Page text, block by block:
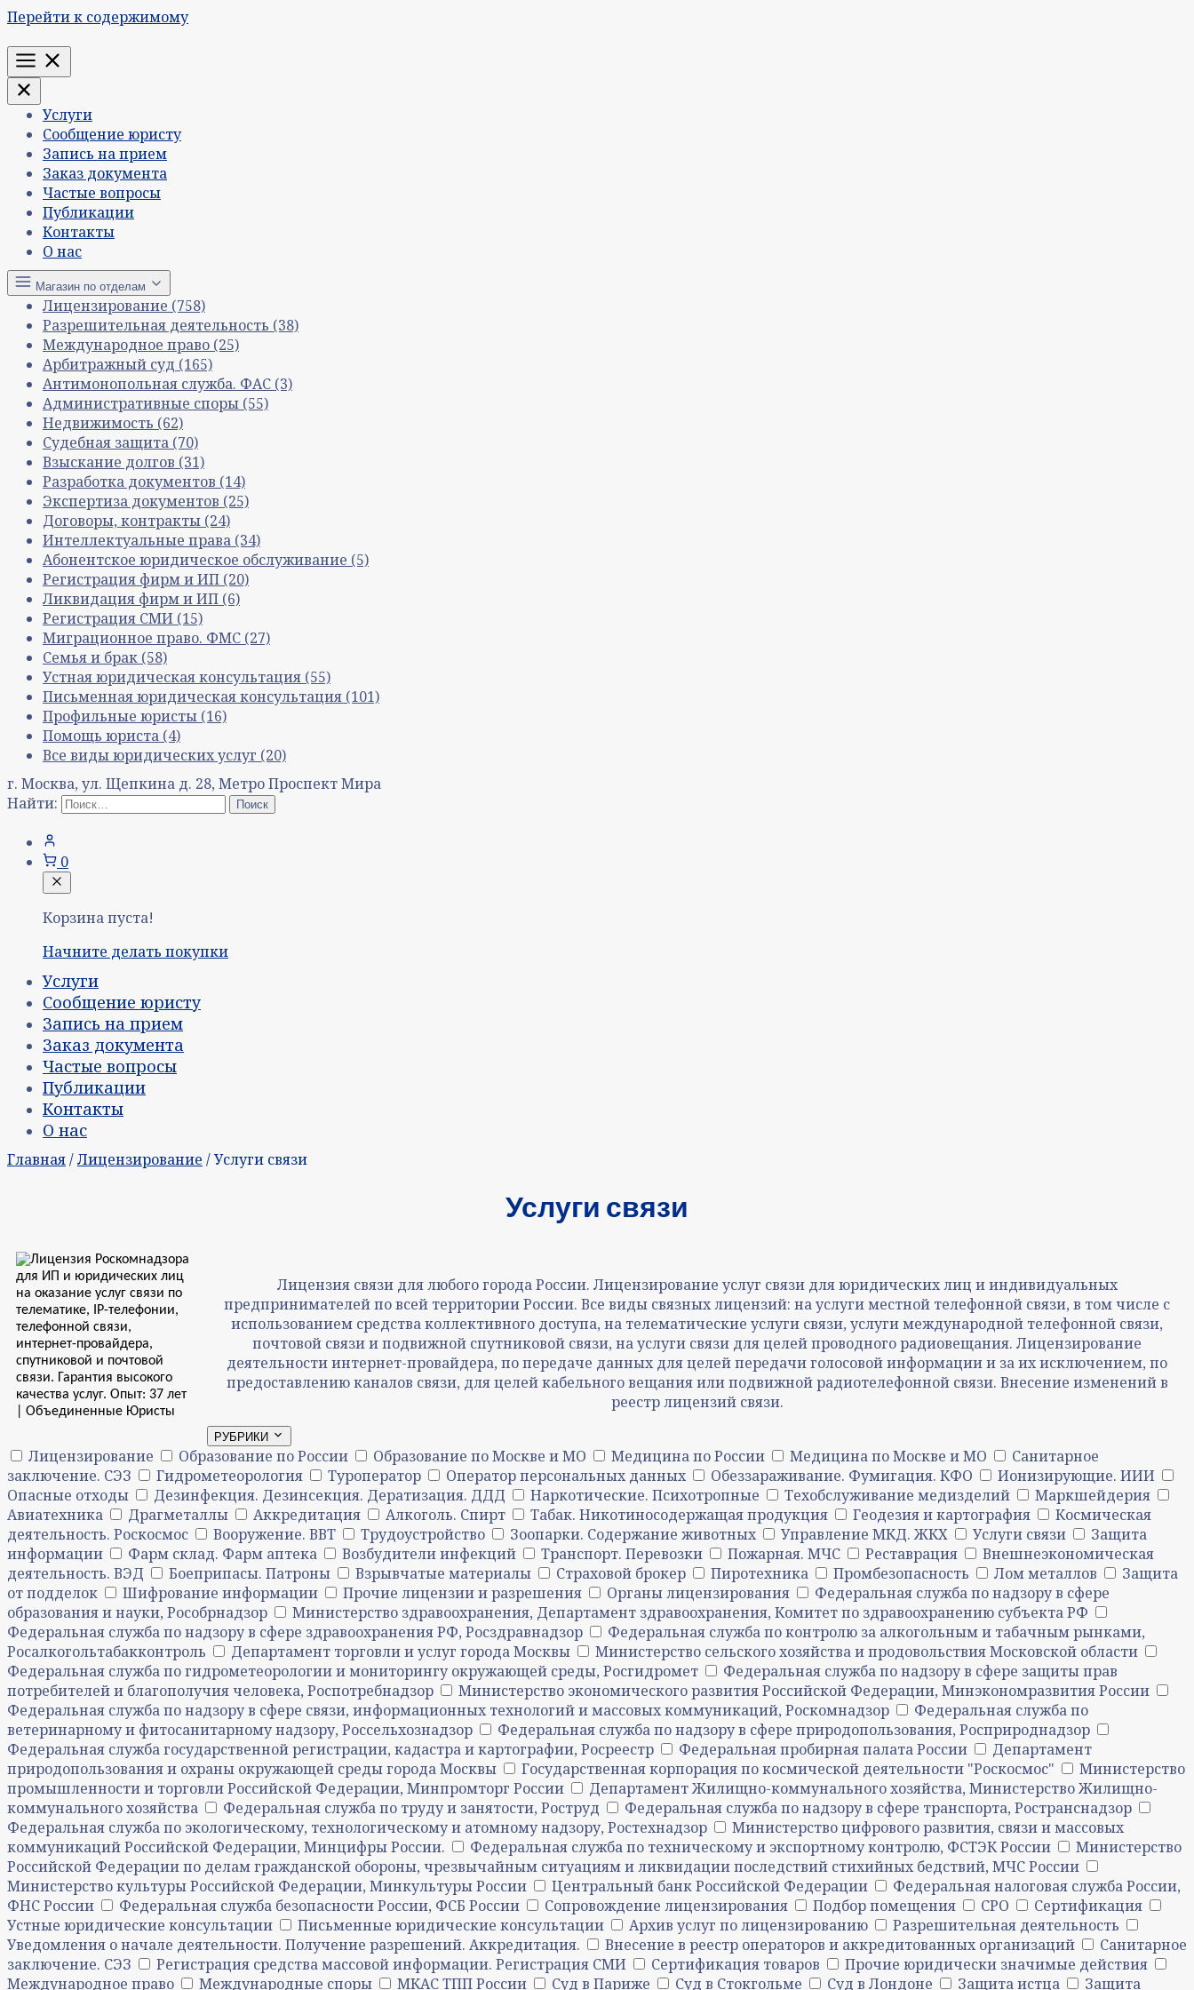
Перейти к содержимому
Меню
Услуги
Сообщение юристу
Запись на прием
Заказ документа
Частые вопросы
Публикации
Контакты
О нас
Магазин по отделам
Лицензирование (758)
Разрешительная деятельность (38)
Международное право (25)
Арбитражный суд (165)
Антимонопольная служба. ФАС (3)
Административные споры (55)
Недвижимость (62)
Судебная защита (70)
Взыскание долгов (31)
Разработка документов (14)
Экспертиза документов (25)
Договоры, контракты (24)
Интеллектуальные права (34)
Абонентское юридическое обслуживание (5)
Регистрация фирм и ИП (20)
Ликвидация фирм и ИП (6)
Регистрация СМИ (15)
Миграционное право. ФМС (27)
Семья и брак (58)
Устная юридическая консультация (55)
Письменная юридическая консультация (101)
Профильные юристы (16)
Помощь юриста (4)
Все виды юридических услуг (20)
г. Москва, ул. Щепкина д. 28, Метро Проспект Мира
Найти:
0
Корзина пуста!
Начните делать покупки
Услуги
Сообщение юристу
Запись на прием
Заказ документа
Частые вопросы
Публикации
Контакты
О нас
Главная/Лицензирование / Услуги связи
Услуги связи
Лицензия связи для любого города России. Лицензирование услуг связи для юридических лиц и индивидуальных
предпринимателей по всей территории России. Все виды связных лицензий: на услуги местной телефонной связи, в том числе с
использованием средства коллективного доступа, на телематические услуги связи, услуги международной телефонной связи,
почтовой связи и подвижной спутниковой связи, на услуги связи для целей проводного радиовещания. Лицензирование
деятельности интернет-провайдера, по передаче данных для целей передачи голосовой информации и за их исключением, по
предоставлению каналов связи, для целей кабельного вещания или подвижной радиотелефонной связи. Внесение изменений в
реестр лицензий связи.
РУБРИКИ
Лицензирование Образование по России Образование по Москве и МО Медицина по России Медицина по Москве и МО
Санитарное
заключение. СЭЗ
Гидрометеорология Туроператор Оператор персональных данных Обеззараживание. Фумигация. КФО
Ионизирующие. ИИИ
Опасные отходы
Дезинфекция. Дезинсекция. Дератизация. ДДД Наркотические. Психотропные Техобслуживание медизделий
Маркшейдерия
Авиатехника
Драгметаллы Аккредитация Алкоголь. Спирт Табак. Никотиносодержащая продукция Геодезия и картография
Космическая
деятельность. Роскосмос
Вооружение. ВВТ Трудоустройство Зоопарки. Содержание животных Управление МКД. ЖКХ Услуги связи
Защита
информации
Фарм склад. Фарм аптека Возбудители инфекций Транспорт. Перевозки Пожарная. МЧС Реставрация
Внешнеэкономическая
деятельность. ВЭД
Боеприпасы. Патроны Взрывчатые материалы Страховой брокер Пиротехника Промбезопасность Лом металлов
Защита
от подделок
Шифрование информации Прочие лицензии и разрешения Органы лицензирования
Федеральная служба по надзору в сфере
образования и науки, Рособрнадзор
Министерство здравоохранения, Департамент здравоохранения, Комитет по здравоохранению субъекта РФ
Федеральная служба по надзору в сфере здравоохранения РФ, Росздравнадзор
Федеральная служба по контролю за алкогольным и табачным рынками,
Росалкогольтабакконтроль
Департамент торговли и услуг города Москвы
Министерство сельского хозяйства и продовольствия Московской области
Федеральная служба по гидрометеорологии и мониторингу окружающей среды, Росгидромет
Федеральная служба по надзору в сфере защиты прав
потребителей и благополучия человека, Роспотребнадзор
Министерство экономического развития Российской Федерации, Минэкономразвития России
Федеральная служба по надзору в сфере связи, информационных технологий и массовых коммуникаций, Роскомнадзор
Федеральная служба по
ветеринарному и фитосанитарному надзору, Россельхознадзор
Федеральная служба по надзору в сфере природопользования, Росприроднадзор
Федеральная служба государственной регистрации, кадастра и картографии, Росреестр
Федеральная пробирная палата России
Департамент
природопользования и охраны окружающей среды города Москвы
Государственная корпорация по космической деятельности "Роскосмос"
Министерство
промышленности и торговли Российской Федерации, Минпромторг России
Департамент Жилищно-коммунального хозяйства, Министерство Жилищно-
коммунального хозяйства
Федеральная служба по труду и занятости, Роструд
Федеральная служба по надзору в сфере транспорта, Ространснадзор
Федеральная служба по экологическому, технологическому и атомному надзору, Ростехнадзор
Министерство цифрового развития, связи и массовых
коммуникаций Российской Федерации, Минцифры России.
Федеральная служба по техническому и экспортному контролю, ФСТЭК России
Министерство
Российской Федерации по делам гражданской обороны, чрезвычайным ситуациям и ликвидации последствий стихийных бедствий, МЧС России
Министерство культуры Российской Федерации, Минкультуры России
Центральный банк Российской Федерации
Федеральная налоговая служба России,
ФНС России
Федеральная служба безопасности России, ФСБ России Сопровождение лицензирования Подбор помещения СРО
Сертификация
Устные юридические консультации
Письменные юридические консультации Архив услуг по лицензированию
Разрешительная деятельность
Уведомления о начале деятельности. Получение разрешений. Аккредитация.
Внесение в реестр операторов и аккредитованных организаций
Санитарное
заключение. СЭЗ
Регистрация средства массовой информации. Регистрация СМИ Сертификация товаров
Прочие юридически значимые действия
Международное право
Международные споры МКАС ТПП России Суд в Париже Суд в Стокгольме Суд в Лондоне Защита истца Защита